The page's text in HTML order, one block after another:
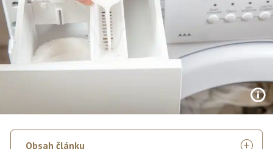
Obsah článku